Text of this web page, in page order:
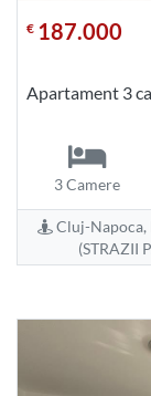
€ 187.000
Apartament 3
3 Camere
Cluj-Napoca,
(STRAZII